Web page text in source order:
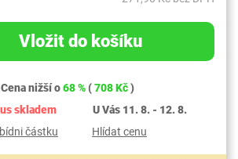
Vložit do košíku
Cena nižší o68 %(708 Kč)
skladem
U Vás 11. 8. - 12. 8.
částku
Hlídat cenu